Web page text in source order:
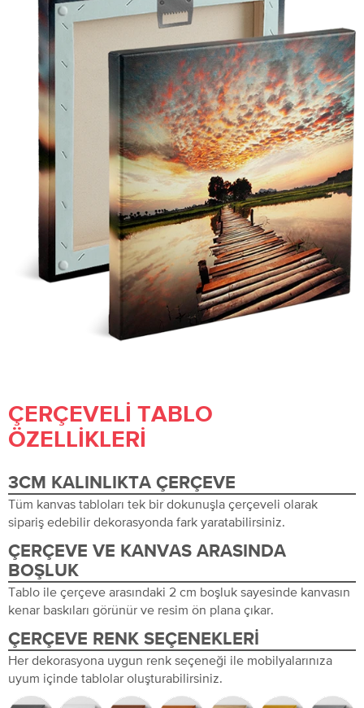
ÇERÇEVELI TABLO
ÖZELLIKLERI
3CM KALINLIKTA ÇERÇEVE
Tüm kanvas tabloları tek bir dokunuşla çerçeveli olarak
sipariş edebilir dekorasyonda fark yaratabilirsiniz.
ÇERÇEVE VE KANVAS ARASINDA
BOŞLUK
Tablo ile çerçeve arasındaki 2 cm boşluk sayesinde kanvasın
kenar baskıları görünür ve resim ön plana çıkar.
ÇERÇEVE RENK SEÇENEKLERI
Her dekorasyona uygun renk seçeneği ile mobilyalarınıza
uyum içinde tablolar oluşturabilirsiniz.